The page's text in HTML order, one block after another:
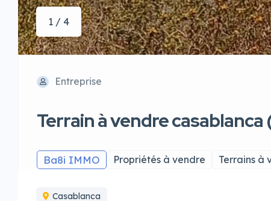
1 / 4
Entreprise
Terrain à vendre casablanca
Ba8i IMMO Propriétés à vendre Terrains à
Casablanca